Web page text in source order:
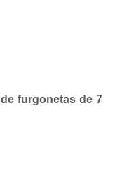
furgonetas de 7